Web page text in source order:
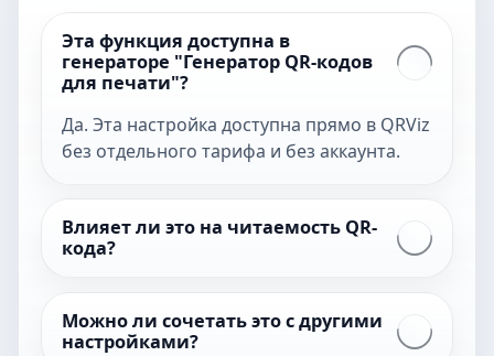
Эта функция доступна в
генераторе "Генератор QR-кодов
для печати"?
Да. Эта настройка доступна прямо в QRViz
без отдельного тарифа и без аккаунта.
Влияет ли это на читаемость QR-
кода?
Можно ли сочетать это с другими
настройками?